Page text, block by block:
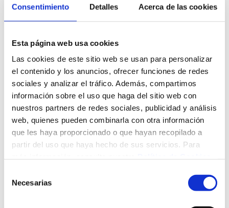
Consentimiento Detalles Acerca de las cookies
Esta página web usa cookies
Las cookies de este sitio web se usan para personalizar
el contenido y los anuncios, ofrecer funciones de redes
sociales y analizar el tráfico. Además, compartimos
información sobre el uso que haga del sitio web con
nuestros partners de redes sociales, publicidad y análisis
web, quienes pueden combinarla con otra información
que les haya proporcionado o que hayan recopilado a
partir del uso que haya hecho de sus servicios. Para
Necesarias
coordinación y desarrollo de las terapias avanzadas en la
Precisamente, el Consejo Asesor, creado en 2018, ha sido
renovado hace dos meses mediante una nueva Orden de la
Consejería de Salud, buscando fortalecer la
multidisciplinariedad y coordinación necesaria para
impulsar la Unidad de Producción de Terapias Avanzadas.
Así, participan directivos de la Consejería, del Servicio
Cántabro de Salud, del Hospital Valdecilla y de la Fundación
Marqués de Valdecilla, así como investigadores y clínicos
de las diferentes instituciones que forman TerAVal:
Universidad de Cantabria, IDIVAL, Hospital Virtual
Valdecilla, Unidad de Terapias Avanzadas, Banco de Sangre
y Tejidos de Cantabria, Servicios de Hematología,